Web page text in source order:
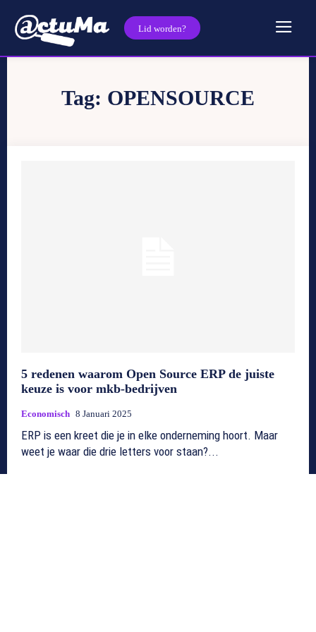
Lid worden?
Tag: OPENSOURCE
5 redenen waarom Open Source ERP de juiste
keuze is voor mkb-bedrijven
Economisch 8 Januari 2025
ERP is een kreet die je in elke onderneming hoort. Maar
weet je waar die drie letters voor staan?...